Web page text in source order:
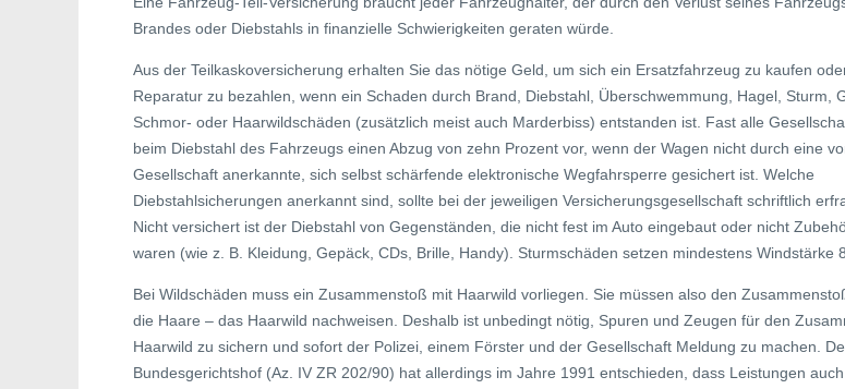
Brandes oder Diebstahls in finanzielle Schwierigkeiten geraten würde.
Aus der Teilkaskoversicherung erhalten Sie das nötige Geld, um sich ein Ersatzfahrzeug zu kaufen
Reparatur zu bezahlen, wenn ein Schaden durch Brand, Diebstahl, Überschwemmung, Hagel, Sturm,
Schmor- oder Haarwildschäden (zusätzlich meist auch Marderbiss) entstanden ist. Fast alle
beim Diebstahl des Fahrzeugs einen Abzug von zehn Prozent vor, wenn der Wagen nicht durch eine
Gesellschaft anerkannte, sich selbst schärfende elektronische Wegfahrsperre gesichert ist. Welche
Diebstahlsicherungen anerkannt sind, sollte bei der jeweiligen Versicherungsgesellschaft schriftlich
Nicht versichert ist der Diebstahl von Gegenständen, die nicht fest im Auto eingebaut oder nicht
waren (wie z. B. Kleidung, Gepäck, CDs, Brille, Handy). Sturmschäden setzen mindestens Windstärke
Bei Wildschäden muss ein Zusammenstoß mit Haarwild vorliegen. Sie müssen also den
die Haare – das Haarwild nachweisen. Deshalb ist unbedingt nötig, Spuren und Zeugen für den
Haarwild zu sichern und sofort der Polizei, einem Förster und der Gesellschaft Meldung zu machen.
Bundesgerichtshof (Az. IV ZR 202/90) hat allerdings im Jahre 1991 entschieden, dass Leistungen